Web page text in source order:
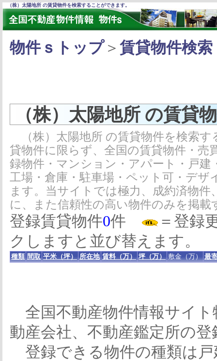
（株）太陽地所 の賃貸物件を検索することができます。
物件ｓトップ＞ 賃貸物件検索
（株）太陽地所 の賃貸
（株）太陽地所 の賃貸物件を検索
貸物件に限らず、全国の賃貸物件・売
録物件・マンション・アパート・戸
工場・倉庫・駐車場・ペット可・デ
ます。当サイトでは極力、成約済物
に、また信頼性の高い物件のみを掲
登録賃貸物件0件
＝登録
クしますと並び替えます。
種類 間取 平米（坪） 所在地 賃料（万） 坪（万） 敷金（万） 最
全国不動産物件情報サイト
動産会社、不動産鑑定所の
登録できる物件の種類は